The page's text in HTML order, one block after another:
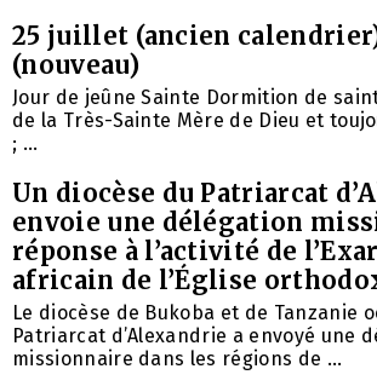
25 juillet (ancien
(nouveau)
Jour de jeûne Sainte Dormition de
de la Très-Sainte Mère de Dieu et
; ...
Un diocèse du Patriarcat
envoie une délégation
réponse à l’activité de
africain de l’Église
Le diocèse de Bukoba et de Tanzanie
Patriarcat d’Alexandrie a envoyé une
missionnaire dans les régions de ...